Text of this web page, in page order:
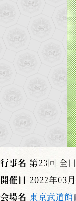
行事名 第23回 全
開催日 2022年03
会場名 東京武道館